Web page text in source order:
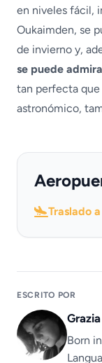
en niveles fácil,
Oukaimden, se
de invierno y,
se puede
tan perfecta que
astronómico,
Traslado
ESCRITO POR
Born